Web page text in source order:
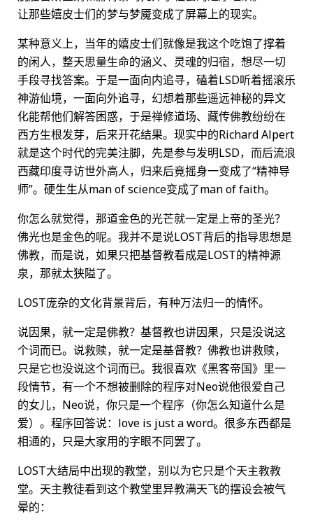
让那些嬉皮士们的梦与梦魇变成了屏幕上的现实。
某种意义上，当年的嬉皮士们就像是我这个吃饱了撑着
的闲人，整天思量生命的涵义、灵魂的归宿，想尽一切
手段寻找答案。于是一面向内追寻，磕着LSD听着摇滚乐
神游仙境，一面向外追寻，幻想着那些遥远神秘的异文
化能帮他们解答困惑，于是禅修道场、藏传佛教纷纷在
西方生根发芽，后来开花结果。现实中的Richard Alpert
就是这个时代的完美注脚，先是参与发明LSD，而后流浪
西藏印度寻访世外高人，归来后竟摇身一变成了“精神导
师”。硬生生从man of science变成了man of faith。
你怎么就觉得，那道金色的光芒就一定是上帝的圣光？
佛光也是金色的呢。我并不是说LOST背后的指导思想是
佛教，而是说，如果只把基督教看成是LOST的精神源
泉，那就太狭隘了。
LOST庞杂的文化背景背后，有种万法归一的情怀。
说因果，就一定是佛教？基督教也讲因果，只是没说这
个词而已。说救赎，就一定是基督教？佛教也讲救赎，
只是它也没说这个词而已。我很喜欢《黑客帝国》里一
段情节，有一个不想被删除的程序对Neo说他很爱自己
的女儿，Neo说，你只是一个程序（你怎么知道什么是
爱）。程序回答说：love is just a word。很多东西都是
相通的，只是大家用的字眼不同罢了。
LOST大结局中出现的教堂，别以为它只是个天主教教
堂。天主教徒看到这个教堂里异教满天飞的摆设会被气
晕的：